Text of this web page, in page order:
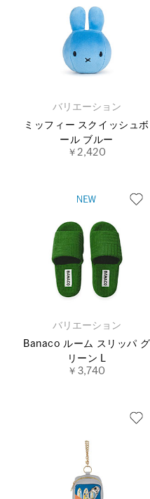
バリエーション
ミッフィー スクイッシュボ
ール ブルー
￥2,420
バリエーション
Banaco ルーム スリッパ グ
リーン L
￥3,740